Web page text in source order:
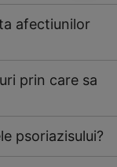
afectiunilor
prin care sa
psoriazisului?